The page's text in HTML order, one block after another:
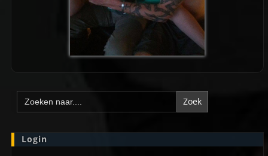
Zoek
naar:
Login